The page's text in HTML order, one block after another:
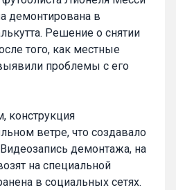
демонтирована в
Решение о снятии
того, как местные
проблемы с его
конструкция
ветре, что создавало
Видеозапись демонтажа, на
на специальной
в социальных сетях.